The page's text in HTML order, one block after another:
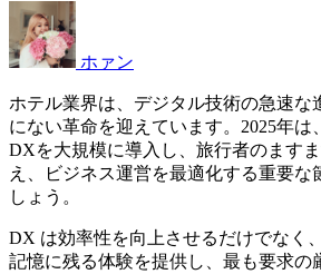
ホァン
ホテル業界は、デジタル技術の急速な
にない革命を迎えています。2025年は
DXを大規模に導入し、旅行者のます
え、ビジネス運営を最適化する重要な
しょう。
DX は効率性を向上させるだけでなく
記憶に残る体験を提供し、最も要求の